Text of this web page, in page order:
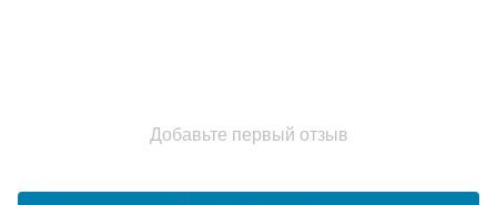
Добавьте первый отзыв